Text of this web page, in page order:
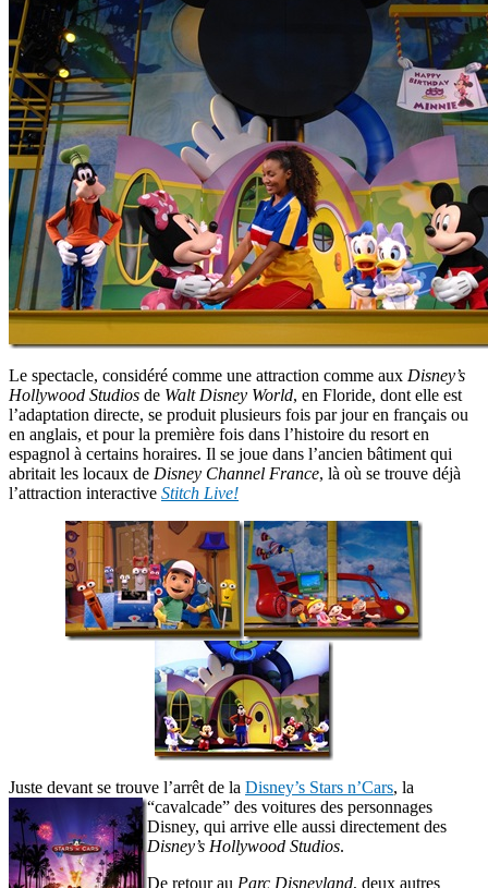
Le spectacle, considéré comme une attraction comme aux Disney’s
Hollywood Studios de Walt Disney World, en Floride, dont elle est
l’adaptation directe, se produit plusieurs fois par jour en français ou
en anglais, et pour la première fois dans l’histoire du resort en
espagnol à certains horaires. Il se joue dans l’ancien bâtiment qui
abritait les locaux de Disney Channel France, là où se trouve déjà
l’attraction interactive Stitch Live!
Juste devant se trouve l’arrêt de la Disney’s Stars n’Cars, la
“cavalcade” des voitures des personnages
Disney, qui arrive elle aussi directement des
Disney’s Hollywood Studios.
De retour au Parc Disneyland, deux autres